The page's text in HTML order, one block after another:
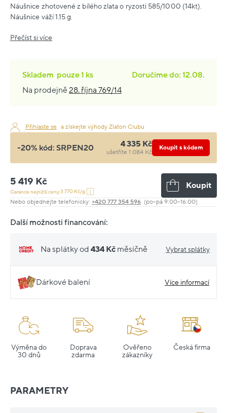
Náušnice zhotovené z bílého zlata o ryzosti 585/1000 (14kt).
Náušnice váží 1.15 g.
Přečíst si více
Skladem pouze1 ks
Doručíme do: 12.08.
Na prodejně28. října 769/14
Přihlaste se a získejte výhody Zlaton Clubu
-20% kód: SRPEN20 4 335 Kč
ušetříte 1 084 Kč
Koupit s kódem
5 419 Kč
Garance nejnižší ceny:3 770 Kč/g
Koupit
Nebo objednejte telefonicky: +420 777 354 596 (po–pá 9:00–16:00)
Další možnosti financování:
Na splátky od 434 Kč měsíčně Vybrat splátky
Dárkové balení Více informací
Výměna do
30 dnů
Doprava
zdarma
Ověřeno
zákazníky
Česká firma
PARAMETRY